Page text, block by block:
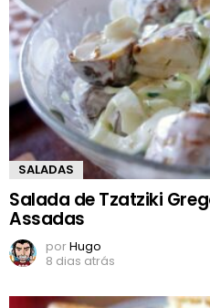
SALADAS
Salada de Tzatziki
Assadas
porHugo
8 dias atrás